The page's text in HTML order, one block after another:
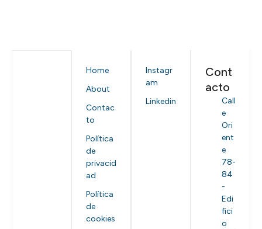
Home
About
Contac
to
Política
de
privacid
ad
Política
de
cookies
Instagr
am
Linkedin
Cont
acto
Call
e
Ori
ent
e
78-
84
-
Edi
fici
o